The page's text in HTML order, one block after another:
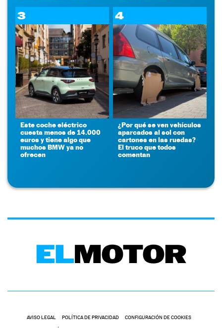
3
Este coche eléctrico
cuesta menos de 14.000
euros y tiene algo que
muchos BMW ya no
ofrecen
4
¿Por qué se ven vehículos
aparcados al sol con
cartones en las ruedas?
El truco que todos
comentan
AVISO LEGAL POLÍTICA DE PRIVACIDAD CONFIGURACIÓN DE COOKIES